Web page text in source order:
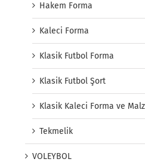
Hakem Forma
Kaleci Forma
Klasik Futbol Forma
Klasik Futbol Şort
Klasik Kaleci Forma ve
Tekmelik
VOLEYBOL